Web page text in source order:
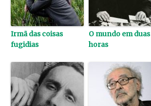
Irmã das coisas
fugidias
O mundo em duas
horas